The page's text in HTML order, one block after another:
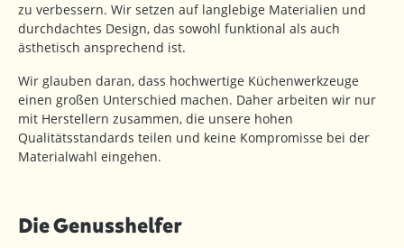
zu verbessern. Wir setzen auf langlebige Materialien und
durchdachtes Design, das sowohl funktional als auch
ästhetisch ansprechend ist.
Wir glauben daran, dass hochwertige Küchenwerkzeuge
einen großen Unterschied machen. Daher arbeiten wir nur
mit Herstellern zusammen, die unsere hohen
Qualitätsstandards teilen und keine Kompromisse bei der
Materialwahl eingehen.
Die Genusshelfer